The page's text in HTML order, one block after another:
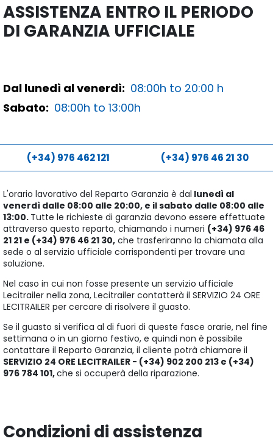
ASSISTENZA ENTRO IL PERIODO
DI GARANZIA UFFICIALE
Dal lunedì al venerdì: 08:00h to 20:00 h
Sabato: 08:00h to 13:00h
(+34) 976 462 121 (+34) 976 46 21 30
L'orario lavorativo del Reparto Garanzia è dal lunedì al
venerdì dalle 08:00 alle 20:00, e il sabato dalle 08:00 alle
13:00. Tutte le richieste di garanzia devono essere effettuate
attraverso questo reparto, chiamando i numeri (+34) 976 46
21 21 e (+34) 976 46 21 30, che trasferiranno la chiamata alla
sede o al servizio ufficiale corrispondenti per trovare una
soluzione.
Nel caso in cui non fosse presente un servizio ufficiale
Lecitrailer nella zona, Lecitrailer contatterà il SERVIZIO 24 ORE
LECITRAILER per cercare di risolvere il guasto.
Se il guasto si verifica al di fuori di queste fasce orarie, nel fine
settimana o in un giorno festivo, e quindi non è possibile
contattare il Reparto Garanzia, il cliente potrà chiamare il
SERVIZIO 24 ORE LECITRAILER - (+34) 902 200 213 e (+34)
976 784 101,che si occuperà della riparazione.
Condizioni di assistenza